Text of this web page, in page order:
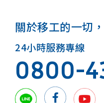
關於移工的一切
24小時服務專線
0800-